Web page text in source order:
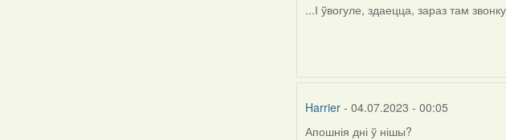
...І ўвогуле, здаецца, зараз там
Harrier - 04.07.2023 - 00:05
Апошнія дні ў нішы?